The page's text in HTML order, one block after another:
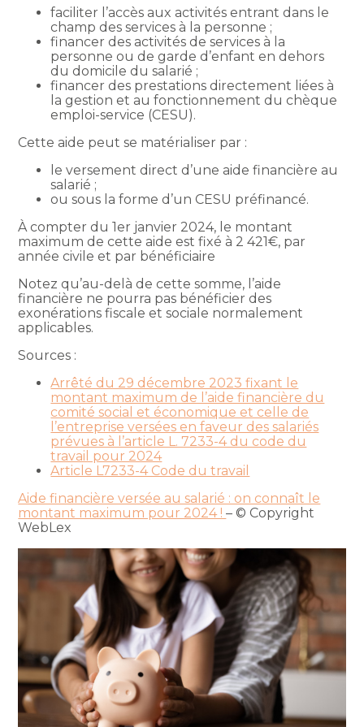
faciliter l’accès aux activités entrant dans le
champ des services à la personne ;
financer des activités de services à la
personne ou de garde d’enfant en dehors
du domicile du salarié ;
financer des prestations directement liées à
la gestion et au fonctionnement du chèque
emploi-service (CESU).
Cette aide peut se matérialiser par :
le versement direct d’une aide financière au
salarié ;
ou sous la forme d’un CESU préfinancé.
À compter du 1er janvier 2024, le montant
maximum de cette aide est fixé à 2 421€, par
année civile et par bénéficiaire
Notez qu’au-delà de cette somme, l’aide
financière ne pourra pas bénéficier des
exonérations fiscale et sociale normalement
applicables.
Sources :
Arrêté du 29 décembre 2023 fixant le
montant maximum de l’aide financière du
comité social et économique et celle de
l’entreprise versées en faveur des salariés
prévues à l’article L. 7233-4 du code du
travail pour 2024
Article L7233-4 Code du travail
Aide financière versée au salarié : on connaît le
montant maximum pour 2024 !– © Copyright
WebLex